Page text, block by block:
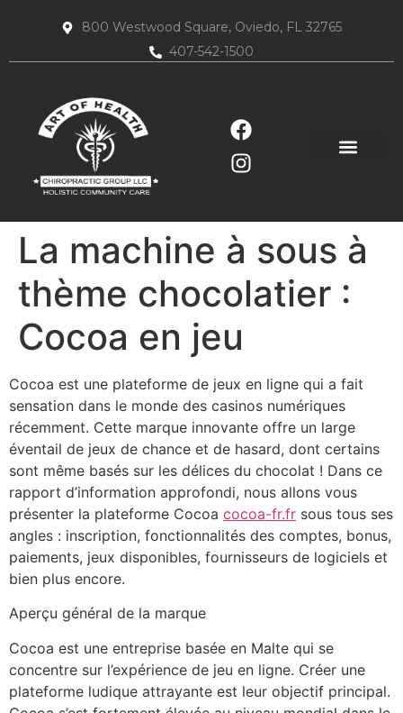
800 Westwood Square, Oviedo, FL 32765
407-542-1500
La machine à sous à
thème chocolatier :
Cocoa en jeu
Cocoa est une plateforme de jeux en ligne qui a fait
sensation dans le monde des casinos numériques
récemment. Cette marque innovante offre un large
éventail de jeux de chance et de hasard, dont certains
sont même basés sur les délices du chocolat ! Dans ce
rapport d’information approfondi, nous allons vous
présenter la plateforme Cocoa cocoa-fr.fr sous tous ses
angles : inscription, fonctionnalités des comptes, bonus,
paiements, jeux disponibles, fournisseurs de logiciels et
bien plus encore.
Aperçu général de la marque
Cocoa est une entreprise basée en Malte qui se
concentre sur l’expérience de jeu en ligne. Créer une
plateforme ludique attrayante est leur objectif principal.